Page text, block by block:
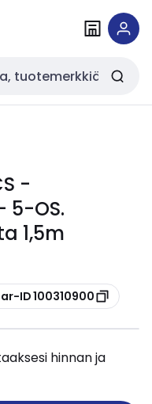
-
5-OS.
1,5m
ID 100310900
hinnan ja